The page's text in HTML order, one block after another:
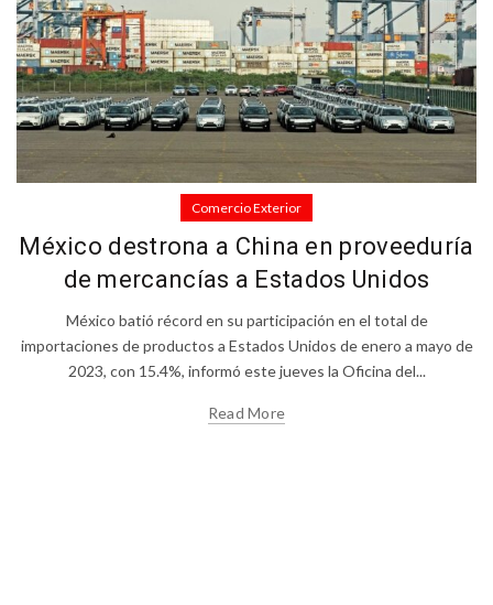
Comercio Exterior
México destrona a China en proveeduría
de mercancías a Estados Unidos
México batió récord en su participación en el total de
importaciones de productos a Estados Unidos de enero a mayo de
2023, con 15.4%, informó este jueves la Oficina del...
Read More